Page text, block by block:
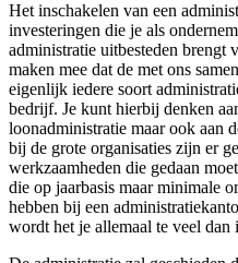
Het inschakelen van een
investeringen die je als
administratie uitbesteden brengt
maken mee dat de met ons
eigenlijk iedere soort
bedrijf. Je kunt hierbij denken
loonadministratie maar ook aan
bij de grote organisaties zijn er
werkzaamheden die gedaan
die op jaarbasis maar minimale
hebben bij een
wordt het je allemaal te veel dan